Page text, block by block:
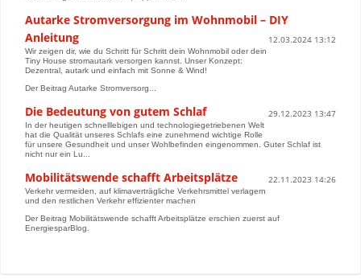
Autarke Stromversorgung im Wohnmobil – DIY
Anleitung
12.03.2024 13:12
Wir zeigen dir, wie du Schritt für Schritt dein Wohnmobil oder dein
Tiny House stromautark versorgen kannst. Unser Konzept:
Dezentral, autark und einfach mit Sonne & Wind!
Der Beitrag Autarke Stromversorg...
Die Bedeutung von gutem Schlaf 29.12.2023 13:47
In der heutigen schnelllebigen und technologiegetriebenen Welt
hat die Qualität unseres Schlafs eine zunehmend wichtige Rolle
für unsere Gesundheit und unser Wohlbefinden eingenommen. Guter Schlaf ist
nicht nur ein Lu...
Mobilitätswende schafft Arbeitsplätze 22.11.2023 14:26
Verkehr vermeiden, auf klimaverträgliche Verkehrsmittel verlagern
und den restlichen Verkehr effizienter ma­chen
Der Beitrag Mobilitätswende schafft Arbeitsplätze erschien zuerst auf
EnergiesparBlog.